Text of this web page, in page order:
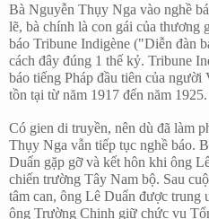
Bà Nguyễn Thụy Nga vào nghề
lẽ, bà chính là con gái của thương
báo Tribune Indigène ("Diễn đàn
cách đây đúng 1 thế kỷ. Tribune
báo tiếng Pháp đầu tiên của người
tồn tại từ năm 1917 đến năm 1925.
Có gien di truyền, nên dù đã làm
Thụy Nga vẫn tiếp tục nghề báo.
Duẩn gặp gỡ và kết hôn khi ông
chiến trường Tây Nam bộ. Sau
tâm can, ông Lê Duẩn được trung
ông Trường Chinh giữ chức vụ